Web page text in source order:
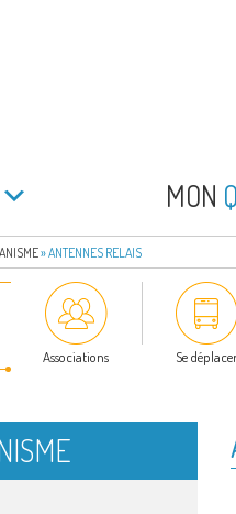
LA MON
»ANTENNES RELAIS
Associations Se